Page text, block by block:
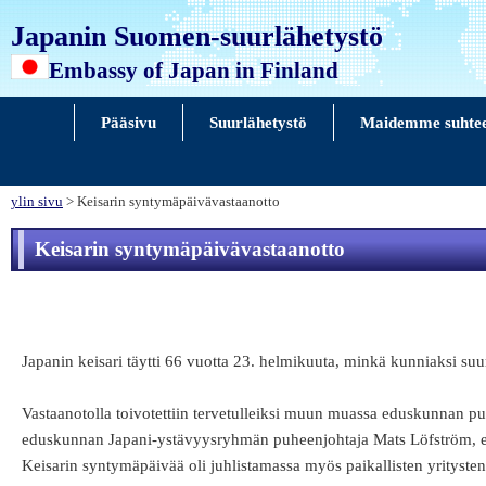
Japanin Suomen-suurlähetystö
Embassy of Japan in Finland
Pääsivu Suurlähetystö Maidemme
ylin sivu > Keisarin syntymäpäivävastaanotto
Keisarin syntymäpäivävastaanotto
Japanin keisari täytti 66 vuotta 23. helmikuuta, minkä kunniaksi
Vastaanotolla toivotettiin tervetulleiksi muun muassa eduskunnan
eduskunnan Japani-ystävyysryhmän puheenjohtaja Mats
Keisarin syntymäpäivää oli juhlistamassa myös paikallisten